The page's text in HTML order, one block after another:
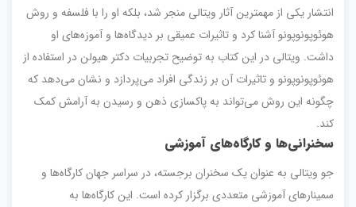
انتشار یکی از مهمترین آثار ویتالی منجر شد، بلکه او را با فلسفه و روش
هوئوپونوپونو آشنا کرد و تاثیرات عمیقی بر دیدگاه‌ها و آموزه‌های او
داشت. ویتالی در این کتاب به توضیح تجربیات دکتر هیولن در استفاده از
هوئوپونوپونو و تاثیرات آن بر زندگی افراد می‌پردازد و نشان می‌دهد که
چگونه این روش می‌تواند به پاکسازی ذهن و رسیدن به آرامش کمک
کند.
سخنرانی‌ها و کارگاه‌های آموزشی
جو ویتالی به عنوان یک سخنران برجسته، در سراسر جهان کارگاه‌ها و
سمینارهای آموزشی متعددی برگزار کرده است. این کارگاه‌ها به